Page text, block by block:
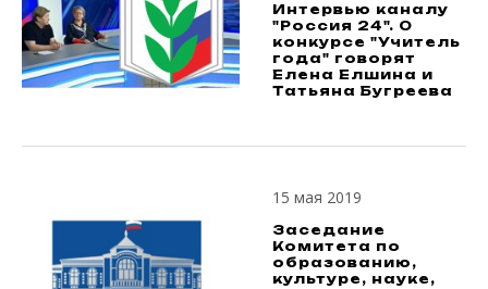
Интервью каналу
"Россия 24". О
конкурсе "Учитель
года" говорят
Елена Елшина и
Татьяна Бугреева
15 мая 2019
Заседание
Комитета по
образованию,
культуре, науке,